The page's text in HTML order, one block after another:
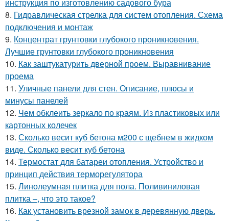
8. Гидравлическая стрелка для систем отопления. Схема
подключения и монтаж
9. Концентрат грунтовки глубокого проникновения.
Лучшие грунтовки глубокого проникновения
10. Как заштукатурить дверной проем. Выравнивание
проема
11. Уличные панели для стен. Описание, плюсы и
минусы панелей
12. Чем обклеить зеркало по краям. Из пластиковых или
картонных колечек
13. Сколько весит куб бетона м200 с щебнем в жидком
виде. Сколько весит куб бетона
14. Термостат для батареи отопления. Устройство и
принцип действия терморегулятора
15. Линолеумная плитка для пола. Поливиниловая
плитка –, что это такое?
16. Как установить врезной замок в деревянную дверь.